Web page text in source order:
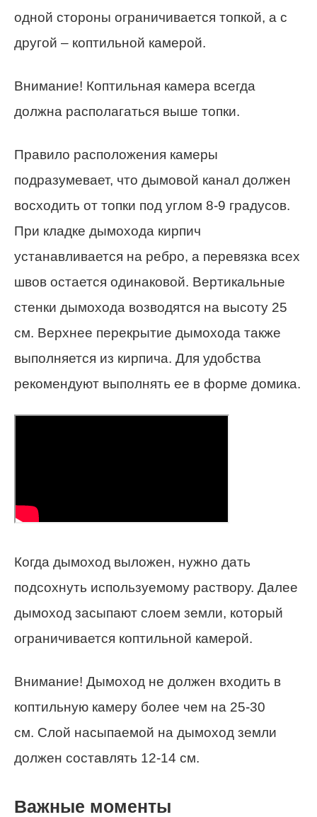
одной стороны ограничивается топкой, а с
другой – коптильной камерой.
Внимание! Коптильная камера всегда
должна располагаться выше топки.
Правило расположения камеры
подразумевает, что дымовой канал должен
восходить от топки под углом 8-9 градусов.
При кладке дымохода кирпич
устанавливается на ребро, а перевязка всех
швов остается одинаковой. Вертикальные
стенки дымохода возводятся на высоту 25
см. Верхнее перекрытие дымохода также
выполняется из кирпича. Для удобства
рекомендуют выполнять ее в форме домика.
Когда дымоход выложен, нужно дать
подсохнуть используемому раствору. Далее
дымоход засыпают слоем земли, который
ограничивается коптильной камерой.
Внимание! Дымоход не должен входить в
коптильную камеру более чем на 25-30
см. Слой насыпаемой на дымоход земли
должен составлять 12-14 см.
Важные моменты